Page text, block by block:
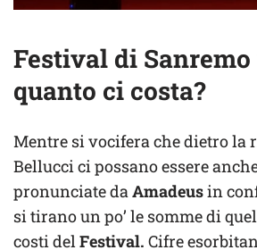
Festival di Sanremo
quanto ci costa?
Mentre si vocifera che dietro la
Bellucci ci possano essere
pronunciate daAmadeusin
si tirano un po’ le somme di
costi delFestival. Cifre